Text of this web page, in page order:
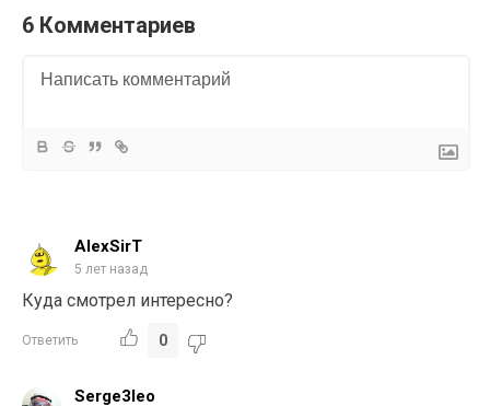
6 Комментариев
AlexSirT
5 лет назад
Куда смотрел интересно?
Ответить 0
Serge3leo